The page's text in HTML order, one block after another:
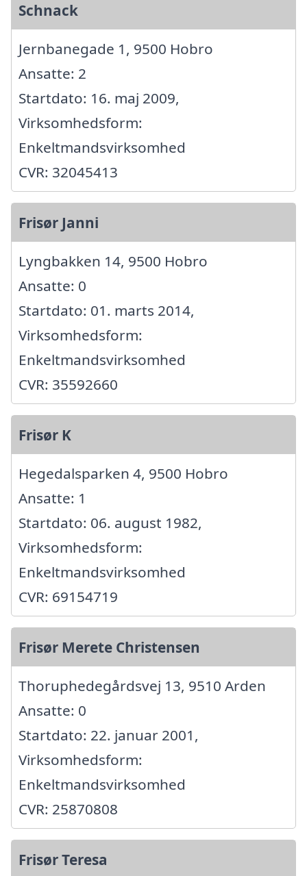
Schnack
Jernbanegade 1, 9500 Hobro
Ansatte: 2
Startdato: 16. maj 2009,
Virksomhedsform:
Enkeltmandsvirksomhed
CVR: 32045413
Frisør Janni
Lyngbakken 14, 9500 Hobro
Ansatte: 0
Startdato: 01. marts 2014,
Virksomhedsform:
Enkeltmandsvirksomhed
CVR: 35592660
Frisør K
Hegedalsparken 4, 9500 Hobro
Ansatte: 1
Startdato: 06. august 1982,
Virksomhedsform:
Enkeltmandsvirksomhed
CVR: 69154719
Frisør Merete Christensen
Thoruphedegårdsvej 13, 9510 Arden
Ansatte: 0
Startdato: 22. januar 2001,
Virksomhedsform:
Enkeltmandsvirksomhed
CVR: 25870808
Frisør Teresa